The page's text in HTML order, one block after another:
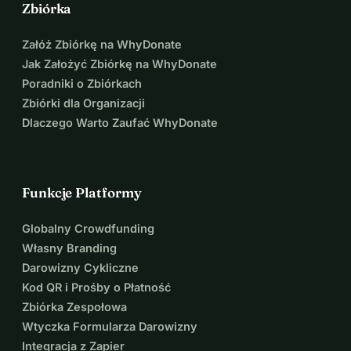
Zbiórka
Załóż Zbiórkę na WhyDonate
Jak Założyć Zbiórkę na WhyDonate
Poradniki o Zbiórkach
Zbiórki dla Organizacji
Dlaczego Warto Zaufać WhyDonate
Funkcje Platformy
Globalny Crowdfunding
Własny Branding
Darowizny Cykliczne
Kod QR i Prośby o Płatność
Zbiórka Zespołowa
Wtyczka Formularza Darowizny
Integracja z Zapier